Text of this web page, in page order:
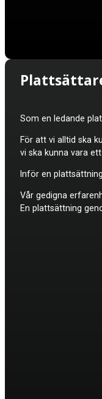
Som en ledande
För att vi alltid ska
vi ska kunna vara
Inför en
Vår gedigna
En plattsättning